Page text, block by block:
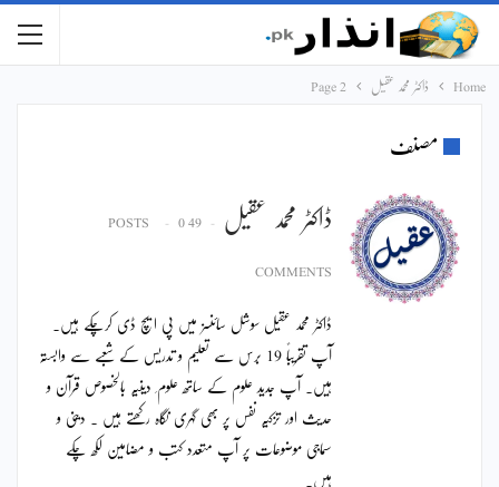
Home ڈاکٹر محمد عقیل Page 2
مصنف
ڈاکٹر محمد عقیل 49 POSTS
0
COMMENTS
ڈاکٹر محمد عقیل سوشل سائنسز میں پی ایچ ڈی کرچکے ہیں۔
آپ تقریباً 19 برس سے تعلیم و تدریس کے شعبے سے وابستہ
ہیں۔ آپ جدید علوم کے ساتھ علوم ِ دینیہ بالخصوص قرآن و
حدیث اور تزکیہ نفس پر بھی گہری نگاہ رکھتے ہیں ۔ دینی و
سماجی موضوعات پر آپ متعدد کتب و مضامین لکھ چکے
ہیں۔